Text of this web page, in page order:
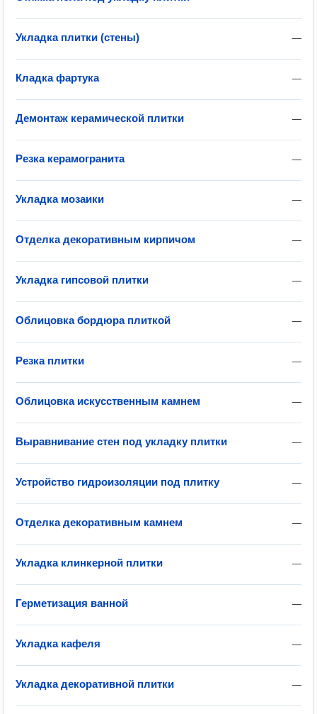
—
Укладка плитки (стены)
—
Кладка фартука
—
Демонтаж керамической плитки
—
Резка керамогранита
—
Укладка мозаики
—
Отделка декоративным кирпичом
—
Укладка гипсовой плитки
—
Облицовка бордюра плиткой
—
Резка плитки
—
Облицовка искусственным камнем
—
Выравнивание стен под укладку плитки
—
Устройство гидроизоляции под плитку
—
Отделка декоративным камнем
—
Укладка клинкерной плитки
—
Герметизация ванной
—
Укладка кафеля
—
Укладка декоративной плитки